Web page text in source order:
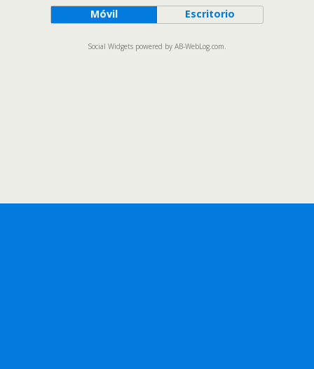
Móvil Escritorio
Social Widgets powered by AB-WebLog.com.